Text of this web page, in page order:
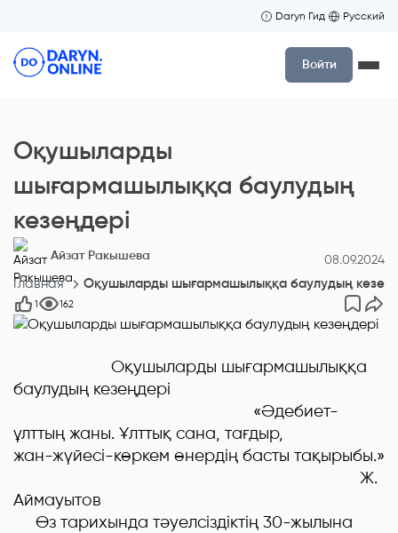
Daryn Гид Русский
Войти
Оқушыларды
шығармашылыққа баулудың
кезеңдері
Айзат Ракышева 08.09.2024
Главная Оқушыларды шығармашылыққа баулудың
1 162
Оқушыларды шығармашылыққа
баулудың кезеңдері
«Әдебиет-
ұлттың жаны. Ұлттық сана, тағдыр,
жан-жүйесі-көркем өнердің басты тақырыбы.»
Ж.
Аймауытов
Өз тарихында тәуелсіздіктің 30-жылына